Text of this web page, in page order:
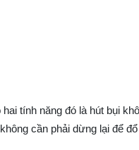
tính năng đó là hút bụi
cần phải dừng lại để